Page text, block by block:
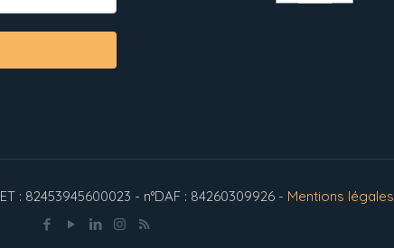
: 82453945600023 - n°DAF : 84260309926 - Mentions légales